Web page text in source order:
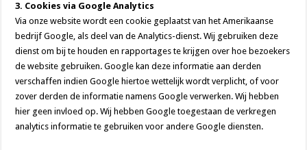
3. Cookies via Google Analytics
Via onze website wordt een cookie geplaatst van het Amerikaanse
bedrijf Google, als deel van de Analytics-dienst. Wij gebruiken deze
dienst om bij te houden en rapportages te krijgen over hoe bezoekers
de website gebruiken. Google kan deze informatie aan derden
verschaffen indien Google hiertoe wettelijk wordt verplicht, of voor
zover derden de informatie namens Google verwerken. Wij hebben
hier geen invloed op. Wij hebben Google toegestaan de verkregen
analytics informatie te gebruiken voor andere Google diensten.